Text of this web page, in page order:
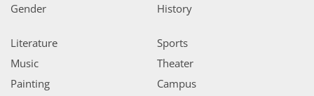
Gender
History
Literature
Music
Painting
Sports
Theater
Campus